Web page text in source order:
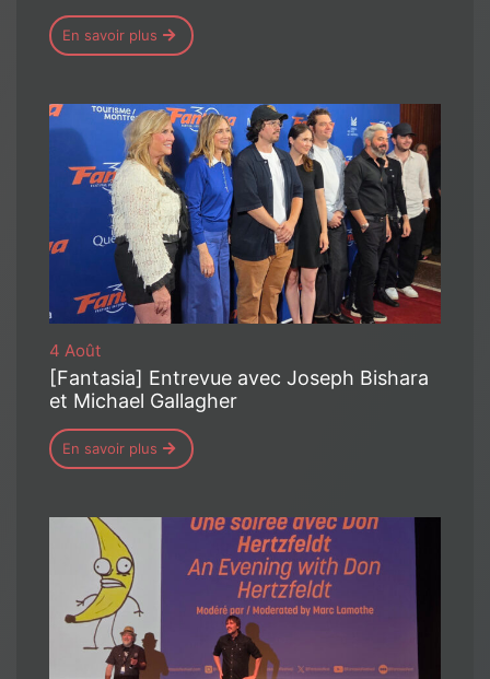
En savoir plus
4 Août
[Fantasia] Entrevue avec Joseph Bishara
et Michael Gallagher
En savoir plus